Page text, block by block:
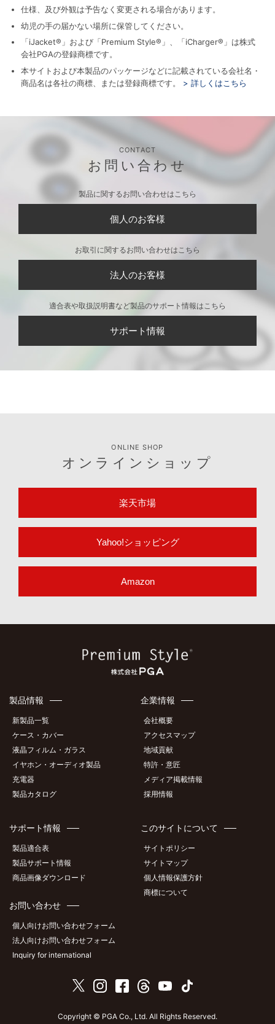
仕様、及び外観は予告なく変更される場合があります。
幼児の手の届かない場所に保管してください。
「iJacket®」および「Premium Style®」、「iCharger®」は株式
会社PGAの登録商標です。
本サイトおよび本製品のパッケージなどに記載されている会社名・
商品名は各社の商標、または登録商標です。
> 詳しくはこちら
CONTACT
お問い合わせ
製品に関するお問い合わせはこちら
個人のお客様
お取引に関するお問い合わせはこちら
法人のお客様
適合表や取扱説明書など製品のサポート情報はこちら
サポート情報
ONLINE SHOP
オンラインショップ
楽天市場
Yahoo!ショッピング
Amazon
製品情報
新製品一覧
ケース・カバー
液晶フィルム・ガラス
イヤホン・オーディオ製品
充電器
製品カタログ
企業情報
会社概要
アクセスマップ
地域貢献
特許・意匠
メディア掲載情報
採用情報
サポート情報
製品適合表
製品サポート情報
商品画像ダウンロード
お問い合わせ
個人向けお問い合わせフォーム
法人向けお問い合わせフォーム
Inquiry for international
このサイトについて
サイトポリシー
サイトマップ
個人情報保護方針
商標について
Copyright © PGA Co., Ltd. All Rights Reserved.